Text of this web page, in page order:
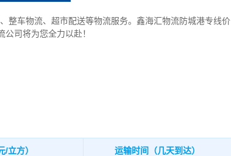
整车物流、超市配送等物流服务。 鑫海汇物流防城港专线价
公司将为您全力以赴！
/立方） 运输时间（几天到达）